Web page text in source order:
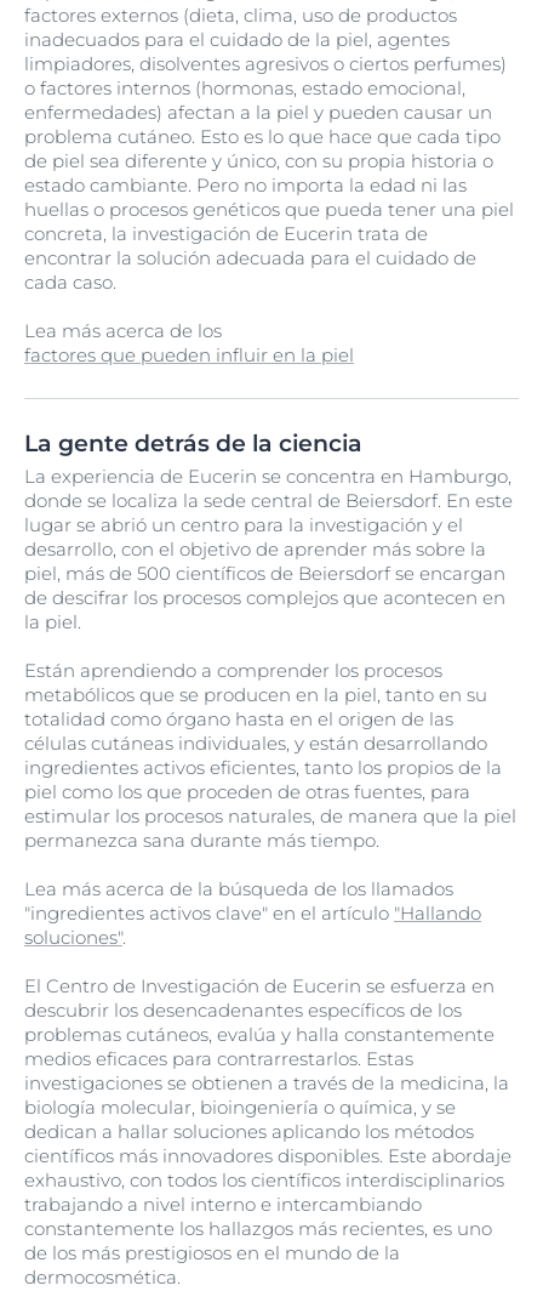
factores externos (dieta, clima, uso de productos
inadecuados para el cuidado de la piel, agentes
limpiadores, disolventes agresivos o ciertos perfumes)
o factores internos (hormonas, estado emocional,
enfermedades) afectan a la piel y pueden causar un
problema cutáneo. Esto es lo que hace que cada tipo
de piel sea diferente y único, con su propia historia o
estado cambiante. Pero no importa la edad ni las
huellas o procesos genéticos que pueda tener una piel
concreta, la investigación de Eucerin trata de
encontrar la solución adecuada para el cuidado de
cada caso.
Lea más acerca de los
factores que pueden influir en la piel
La gente detrás de la ciencia
La experiencia de Eucerin se concentra en Hamburgo,
donde se localiza la sede central de Beiersdorf. En este
lugar se abrió un centro para la investigación y el
desarrollo, con el objetivo de aprender más sobre la
piel, más de 500 científicos de Beiersdorf se encargan
de descifrar los procesos complejos que acontecen en
la piel.
Están aprendiendo a comprender los procesos
metabólicos que se producen en la piel, tanto en su
totalidad como órgano hasta en el origen de las
células cutáneas individuales, y están desarrollando
ingredientes activos eficientes, tanto los propios de la
piel como los que proceden de otras fuentes, para
estimular los procesos naturales, de manera que la piel
permanezca sana durante más tiempo.
Lea más acerca de la búsqueda de los llamados
"ingredientes activos clave" en el artículo "Hallando
soluciones".
El Centro de Investigación de Eucerin se esfuerza en
descubrir los desencadenantes específicos de los
problemas cutáneos, evalúa y halla constantemente
medios eficaces para contrarrestarlos. Estas
investigaciones se obtienen a través de la medicina, la
biología molecular, bioingeniería o química, y se
dedican a hallar soluciones aplicando los métodos
científicos más innovadores disponibles. Este abordaje
exhaustivo, con todos los científicos interdisciplinarios
trabajando a nivel interno e intercambiando
constantemente los hallazgos más recientes, es uno
de los más prestigiosos en el mundo de la
dermocosmética.